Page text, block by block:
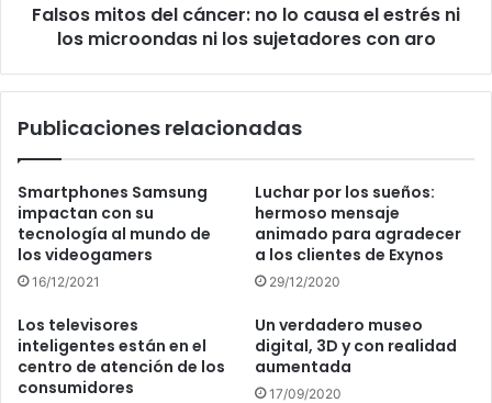
sujetadores
Falsos mitos del cáncer: no lo causa el estrés ni
los microondas ni los sujetadores con aro
Publicaciones relacionadas
Smartphones Samsung
impactan con su
tecnología al mundo de
los videogamers
16/12/2021
Luchar por los sueños:
hermoso mensaje
animado para agradecer
a los clientes de Exynos
29/12/2020
Los televisores
inteligentes están en el
centro de atención de los
consumidores
Un verdadero museo
digital, 3D y con realidad
aumentada
17/09/2020